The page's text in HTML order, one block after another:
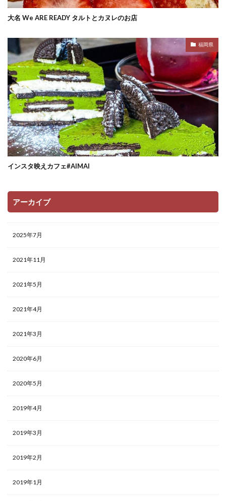
大名 We ARE READY タルトとカヌレのお店
福岡県
インスタ映えカフェ#AIMAI
アーカイブ
2025年7月
2021年11月
2021年5月
2021年4月
2021年3月
2020年6月
2020年5月
2019年4月
2019年3月
2019年2月
2019年1月